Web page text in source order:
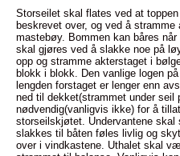
Storseilet skal flates ved at
beskrevet over, og ved å
mastebøy. Bommen kan båres
skal gjøres ved å slakke noe på
opp og stramme akterstaget i
blokk i blokk. Den vanlige logen
lengden forstaget er lenger enn
ned til dekket(strammet under seil
nødvendig(vanligvis ikke) for å
storseilskjøtet. Undervantene
slakkes til båten føles livlig og
over i vindkastene. Uthalet skal